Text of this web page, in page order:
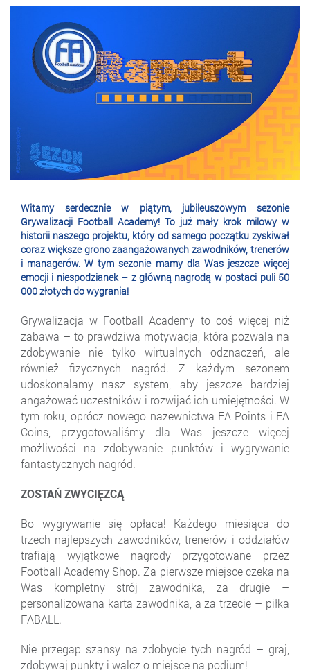
Witamy serdecznie w piątym, jubileuszowym sezonie
Grywalizacji Football Academy! To już mały krok milowy w
historii naszego projektu, który od samego początku zyskiwał
coraz większe grono zaangażowanych zawodników, trenerów
i managerów. W tym sezonie mamy dla Was jeszcze więcej
emocji i niespodzianek – z główną nagrodą w postaci puli 50
000 złotych do wygrania!
Grywalizacja w Football Academy to coś więcej niż
zabawa – to prawdziwa motywacja, która pozwala na
zdobywanie nie tylko wirtualnych odznaczeń, ale
również fizycznych nagród. Z każdym sezonem
udoskonalamy nasz system, aby jeszcze bardziej
angażować uczestników i rozwijać ich umiejętności. W
tym roku, oprócz nowego nazewnictwa FA Points i FA
Coins, przygotowaliśmy dla Was jeszcze więcej
możliwości na zdobywanie punktów i wygrywanie
fantastycznych nagród.
ZOSTAŃ ZWYCIĘZCĄ
Bo wygrywanie się opłaca! Każdego miesiąca do
trzech najlepszych zawodników, trenerów i oddziałów
trafiają wyjątkowe nagrody przygotowane przez
Football Academy Shop. Za pierwsze miejsce czeka na
Was kompletny strój zawodnika, za drugie –
personalizowana karta zawodnika, a za trzecie – piłka
FABALL.
Nie przegap szansy na zdobycie tych nagród – graj,
zdobywaj punkty i walcz o miejsce na podium!